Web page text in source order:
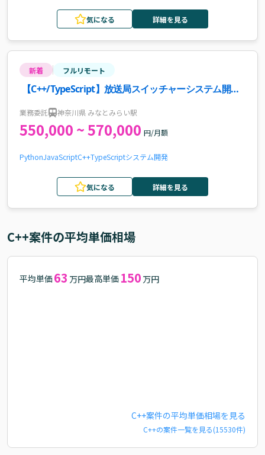
気になる 詳細を見る
新着 フルリモート
【C++/TypeScript】放送局スイッチャーシステム開発
業務委託 神奈川県 みなとみらい駅
550,000 ~ 570,000 円/月額
PythonJavaScriptC++TypeScriptシステム開発
気になる 詳細を見る
C++案件の平均単価相場
平均単価 63 万円最高単価 150 万円
C++案件の平均単価相場を見る
C++の案件一覧を見る(15530件)